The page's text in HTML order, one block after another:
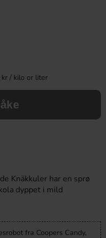
/ kilo or liter
Knäkkuler har en sprø
dyppet i mild
fra Coopers Candy,